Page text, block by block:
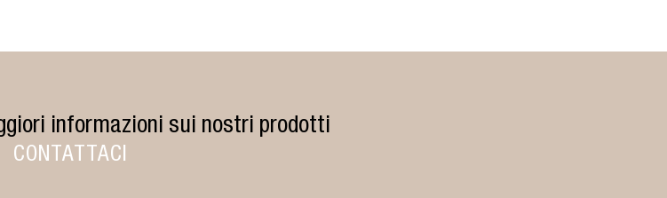
informazioni sui nostri prodotti
CONTATTACI